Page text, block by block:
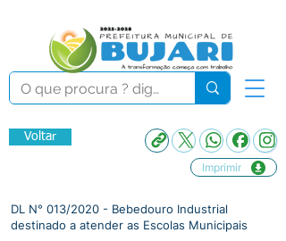
Voltar
Imprimir
DL N° 013/2020 - Bebedouro Industrial
destinado a atender as Escolas Municipais